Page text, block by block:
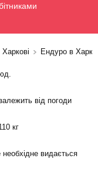
Ендуро в
від погоди
кг
необхідне видається